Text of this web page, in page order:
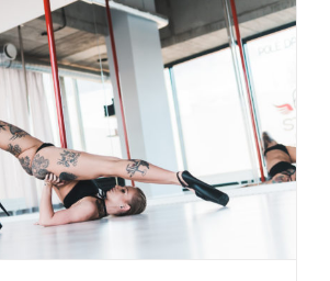
Pole Exotic zapisz się już
dziś!
Na rurze